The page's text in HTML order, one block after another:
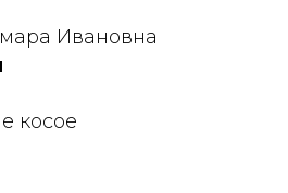
Ивановна
косое